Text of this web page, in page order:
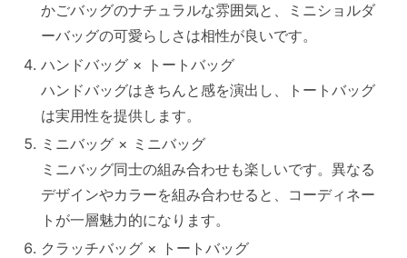
かごバッグのナチュラルな雰囲気と、ミニショルダ
ーバッグの可愛らしさは相性が良いです。
ハンドバッグ × トートバッグ
ハンドバッグはきちんと感を演出し、トートバッグ
は実用性を提供します。
ミニバッグ × ミニバッグ
ミニバッグ同士の組み合わせも楽しいです。異なる
デザインやカラーを組み合わせると、コーディネー
トが一層魅力的になります。
クラッチバッグ × トートバッグ